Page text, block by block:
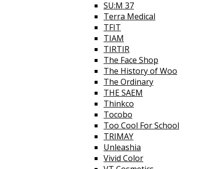
SU:M 37
Terra Medical
TFIT
TIAM
TIRTIR
The Face Shop
The History of Woo
The Ordinary
THE SAEM
Thinkco
Tocobo
Too Cool For School
TRIMAY
Unleashia
Vivid Color